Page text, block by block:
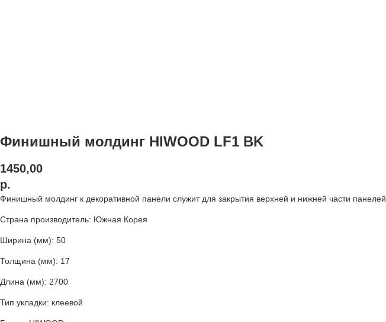
Финишный молдинг HIWOOD LF1 BK
1450,00
р.
Финишный молдинг к декоративной панели служит для закрытия верхней и нижней части панелей.
Страна производитель: Южная Корея
Ширина (мм): 50
Толщина (мм): 17
Длина (мм): 2700
Тип укладки: клеевой